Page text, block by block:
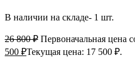
В наличии на складе- 1 шт.
26 800₽ Первоначальная цена
500 ₽Текущая цена: 17 500 ₽.